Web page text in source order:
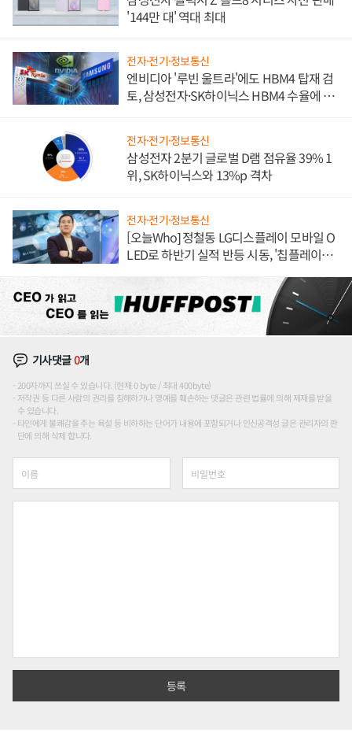
'144만 대' 역대 최대
전자·전기·정보통신
엔비디아 '루빈 울트라'에도 HBM4 탑재 검
토, 삼성전자·SK하이닉스 HBM4 수율에 주
전자·전기·정보통신
삼성전자 2분기 글로벌 D램 점유율 39% 1
위, SK하이닉스와 13%p 격차
전자·전기·정보통신
[오늘Who] 정철동 LG디스플레이 모바일 O
LED로 하반기 실적 반등 시동, '칩플레이
기사댓글0개
200자까지 쓰실 수 있습니다. (현재 0 byte / 최대 400byte)
저작권 등 다른 사람의 권리를 침해하거나 명예를 훼손하는 댓글은 관련 법률에 의해 제재를 받을
수 있습니다.
타인에게 불쾌감을 주는 욕설 등 비하하는 단어가 내용에 포함되거나 인신공격성 글은 관리자의 판
단에 의해 삭제 합니다.